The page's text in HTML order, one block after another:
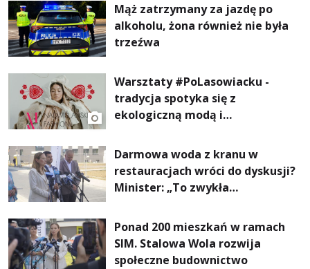
Mąż zatrzymany za jazdę po
alkoholu, żona również nie była
trzeźwa
Warsztaty #PoLasowiacku -
tradycja spotyka się z
ekologiczną modą i
Darmowa woda z kranu w
restauracjach wróci do dyskusji?
Minister: „To zwykła
Ponad 200 mieszkań w ramach
SIM. Stalowa Wola rozwija
społeczne budownictwo